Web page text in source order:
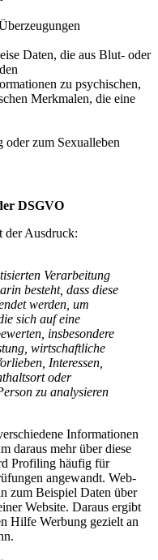
Daten, die aus Blut- oder
zu psychischen,
Merkmalen, die eine
oder zum Sexualleben
DSGVO
der Ausdruck:
Verarbeitung
besteht, dass diese
werden, um
sich auf eine
insbesondere
wirtschaftliche
Interessen,
oder
zu analysieren
Informationen
daraus mehr über diese
Profiling häufig für
angewandt. Web-
zum Beispiel Daten über
Website. Daraus ergibt
Hilfe Werbung gezielt an